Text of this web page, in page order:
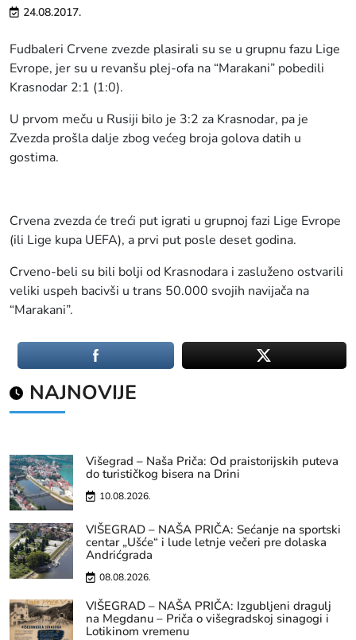
24.08.2017.
Fudbaleri Crvene zvezde plasirali su se u grupnu fazu Lige
Evrope, jer su u revanšu plej-ofa na “Marakani” pobedili
Krasnodar 2:1 (1:0).
U prvom meču u Rusiji bilo je 3:2 za Krasnodar, pa je
Zvezda prošla dalje zbog većeg broja golova datih u
gostima.
Crvena zvezda će treći put igrati u grupnoj fazi Lige Evrope
(ili Lige kupa UEFA), a prvi put posle deset godina.
Crveno-beli su bili bolji od Krasnodara i zasluženo ostvarili
veliki uspeh bacivši u trans 50.000 svojih navijača na
“Marakani”.
NAJNOVIJE
Višegrad – Naša Priča: Od praistorijskih puteva
do turističkog bisera na Drini
10.08.2026.
VIŠEGRAD – NAŠA PRIČA: Sećanje na sportski
centar „Ušće“ i lude letnje večeri pre dolaska
Andrićgrada
08.08.2026.
VIŠEGRAD – NAŠA PRIČA: Izgubljeni dragulj
na Megdanu – Priča o višegradskoj sinagogi i
Lotikinom vremenu